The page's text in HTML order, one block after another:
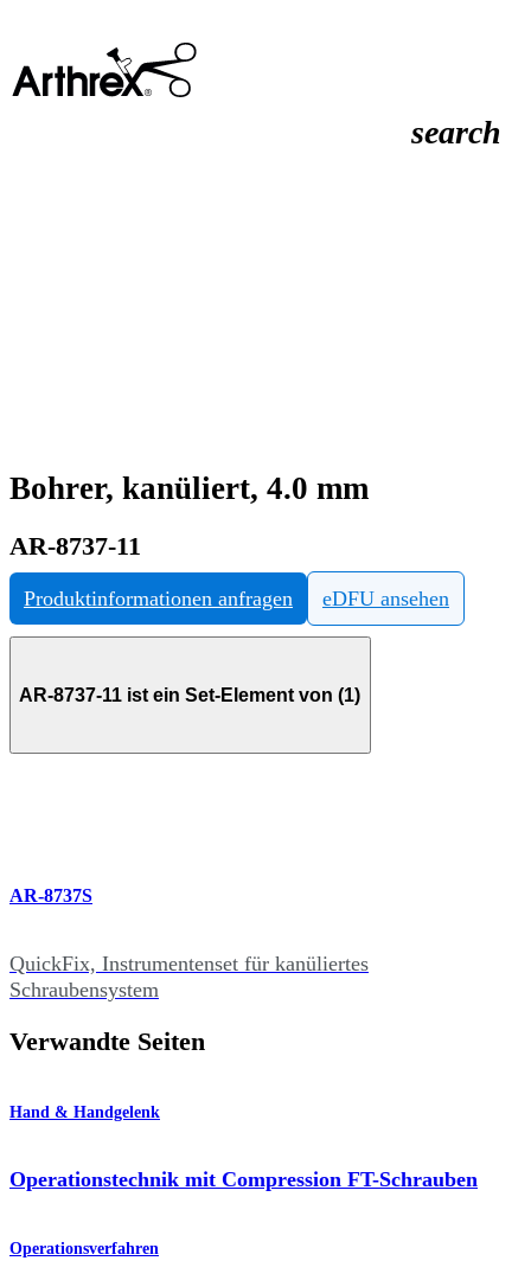
search
Bohrer, kanüliert, 4.0 mm
AR-8737-11
Produktinformationen anfragen eDFU ansehen
AR-8737-11 ist ein Set-Element von (1)
AR-8737S
QuickFix, Instrumentenset für kanüliertes
Schraubensystem
Verwandte Seiten
Hand & Handgelenk
Operationstechnik mit Compression FT-Schrauben
Operationsverfahren